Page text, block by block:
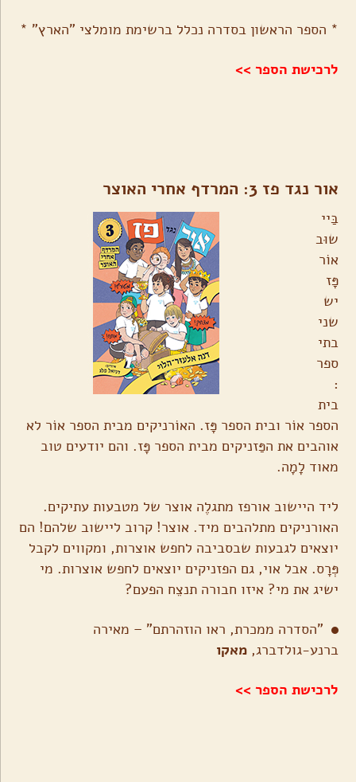
* הספר הראשון בסדרה נכלל ברשימת מומלצי "הארץ" *
לרכישת הספר >>
אור נגד פז 3: המרדף אחרי האוצר
בַּיי
שוּב
אוֹר
פָּז
יש
שני
בתי
ספר
:
בית
הספר אוֹר ובית הספר פָּז. האוֹרניקים מבית הספר אוֹר לא
אוהבים את הפַּזניקים מבית הספר פָּז. והם יודעים טוב
מאוד לָמָה.
ליד היישוב אורפז מתגלֶה אוצר של מטבעות עתיקים.
האורניקים מתלהבים מיד. אוצר! קרוב ליישוב שלהם! הם
יוצאים לגבעות שבסביבה לחפש אוצרות, ומקווים לקבל
פְּרָס. אבל אוי, גם הפזניקים יוצאים לחפש אוצרות. מי
ישיג את מי? איזו חבורה תנצֵח הפעם?
"הסדרה ממכרת, ראו הוזהרתם" – מאירה
ברנע-גולדברג,מאקו
לרכישת הספר >>